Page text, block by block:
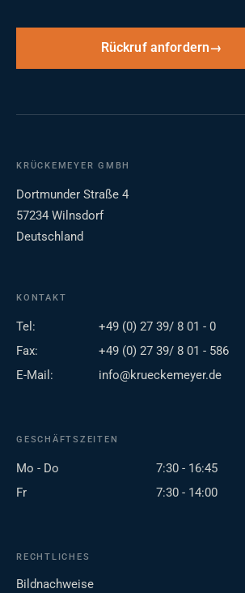
Rückruf anfordern
KRÜCKEMEYER GMBH
Dortmunder Straße 4
57234 Wilnsdorf
Deutschland
KONTAKT
Tel:
+49 (0) 27 39/ 8 01 - 0
Fax:
+49 (0) 27 39/ 8 01 - 586
E-Mail:
info@krueckemeyer.de
GESCHÄFTSZEITEN
Mo - Do
7:30 - 16:45
Fr
7:30 - 14:00
RECHTLICHES
Bildnachweise